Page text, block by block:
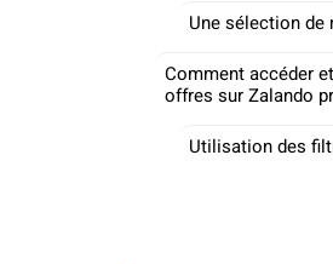
Une sélection de
Comment accéder
offres sur Zalando
Utilisation des